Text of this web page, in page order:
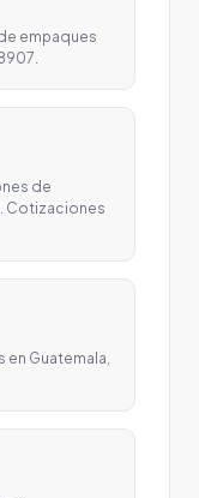
empaques
de
Cotizaciones
Guatemala,